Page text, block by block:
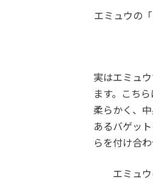
エミュウの
実はエミュ
ます。こち
柔らかく、
あるバゲッ
らを付け合
エミュ